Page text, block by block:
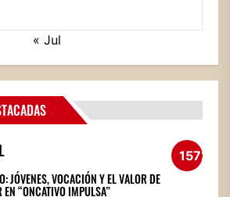
« Jul
1572
JÓVENES, VOCACIÓN Y EL VALOR DE
EN “ONCATIVO IMPULSA”